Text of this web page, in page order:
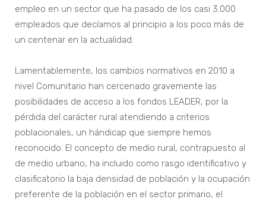
empleo en un sector que ha pasado de los casi 3.000
empleados que decíamos al principio a los poco más de
un centenar en la actualidad.
Lamentablemente, los cambios normativos en 2010 a
nivel Comunitario han cercenado gravemente las
posibilidades de acceso a los fondos LEADER, por la
pérdida del carácter rural atendiendo a criterios
poblacionales, un hándicap que siempre hemos
reconocido. El concepto de medio rural, contrapuesto al
de medio urbano, ha incluido como rasgo identificativo y
clasificatorio la baja densidad de población y la ocupación
preferente de la población en el sector primario, el